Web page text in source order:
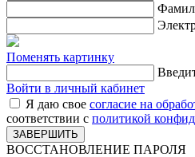
Поменять картинку
Войти в личный кабинет
Я даю свое согласие на
соответствии с политикой
ВОССТАНОВЛЕНИЕ ПАРОЛЯ